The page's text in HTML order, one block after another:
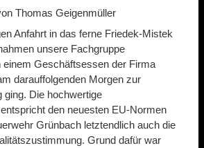
Thomas Geigenmüller
Anfahrt in das ferne Friedek-Mistek
unsere Fachgruppe
einem Geschäftsessen der Firma
darauffolgenden Morgen zur
ging. Die hochwertige
den neuesten EU-Normen
Grünbach letztendlich auch die
Grund dafür war